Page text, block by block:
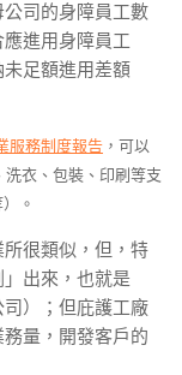
公司的身障員工數
進用身障員工
足額進用差額
服務制度報告 ，可以
衣、包裝、印刷等支
。
很類似，但，特
出來，也就是
）；但庇護工廠
量，開發客戶的